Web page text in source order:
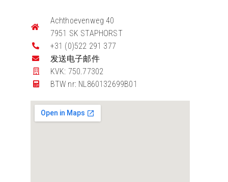
Achthoevenweg 40
7951 SK STAPHORST
+31 (0)522 291 377
发送电子邮件
KVK: 750.77302
BTW nr: NL860132699B01